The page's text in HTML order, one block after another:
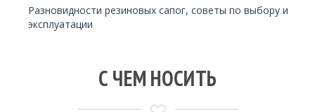
Разновидности резиновых сапог, советы по выбору и
эксплуатации
С ЧЕМ НОСИТЬ